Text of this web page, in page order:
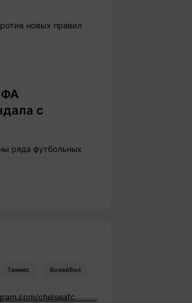
новых правил
с
ряда футбольных
Теннис Волейбол